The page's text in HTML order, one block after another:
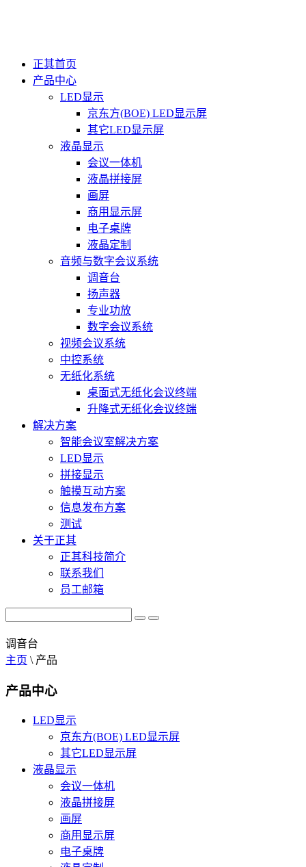
正其首页
产品中心
LED显示
京东方(BOE) LED显示屏
其它LED显示屏
液晶显示
会议一体机
液晶拼接屏
画屏
商用显示屏
电子桌牌
液晶定制
音频与数字会议系统
调音台
扬声器
专业功放
数字会议系统
视频会议系统
中控系统
无纸化系统
桌面式无纸化会议终端
升降式无纸化会议终端
解决方案
智能会议室解决方案
LED显示
拼接显示
触摸互动方案
信息发布方案
测试
关于正其
正其科技简介
联系我们
员工邮箱
调音台
主页 \ 产品
产品中心
LED显示
京东方(BOE) LED显示屏
其它LED显示屏
液晶显示
会议一体机
液晶拼接屏
画屏
商用显示屏
电子桌牌